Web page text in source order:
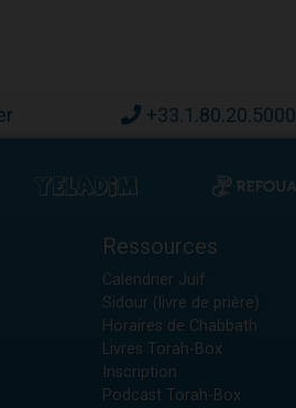
+33.1.80.20.5000
Ressources
Calendrier Juif
Sidour (livre de prière)
Horaires de Chabbath
Livres Torah-Box
Inscription
Podcast Torah-Box